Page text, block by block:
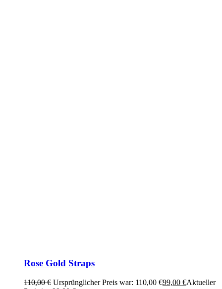
Rose Gold Straps
110,00€ Ursprünglicher Preis war: 110,00 €99,00 €Aktueller